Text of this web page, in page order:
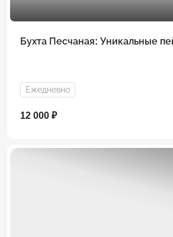
Бухта Песчаная: Уникальные
Ежедневно
12 000 ₽